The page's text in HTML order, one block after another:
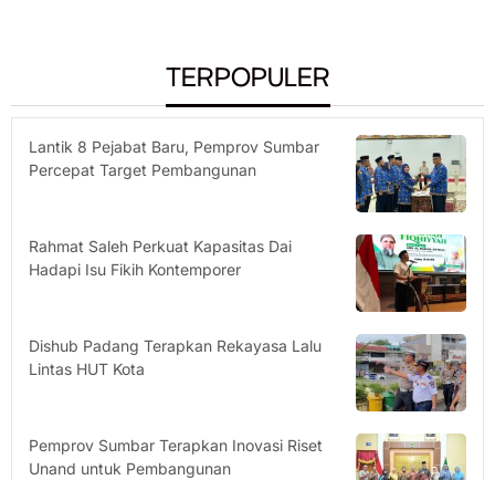
TERPOPULER
Lantik 8 Pejabat Baru, Pemprov Sumbar
Percepat Target Pembangunan
Rahmat Saleh Perkuat Kapasitas Dai
Hadapi Isu Fikih Kontemporer
Dishub Padang Terapkan Rekayasa Lalu
Lintas HUT Kota
Pemprov Sumbar Terapkan Inovasi Riset
Unand untuk Pembangunan